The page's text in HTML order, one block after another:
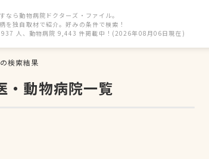
なら動物病院ドクターズ・ファイル。
を独自取材で紹介。好みの条件で検索！
937 人、動物病院 9,443 件掲載中！(2026年08月06日現在)
の検索結果
・動物病院一覧